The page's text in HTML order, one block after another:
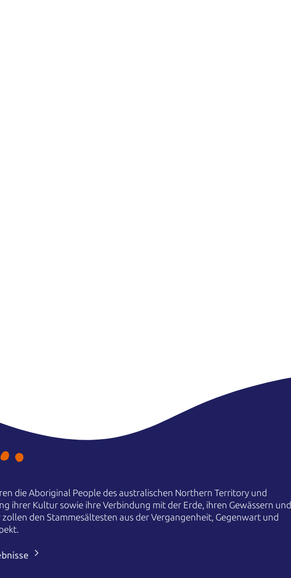
die Aboriginal People des australischen Northern Territory und
ihrer Kultur sowie ihre Verbindung mit der Erde, ihren Gewässern und
den Stammesältesten aus der Vergangenheit, Gegenwart und